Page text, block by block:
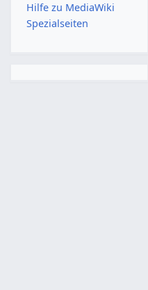
Hilfe zu MediaWiki
Spezialseiten